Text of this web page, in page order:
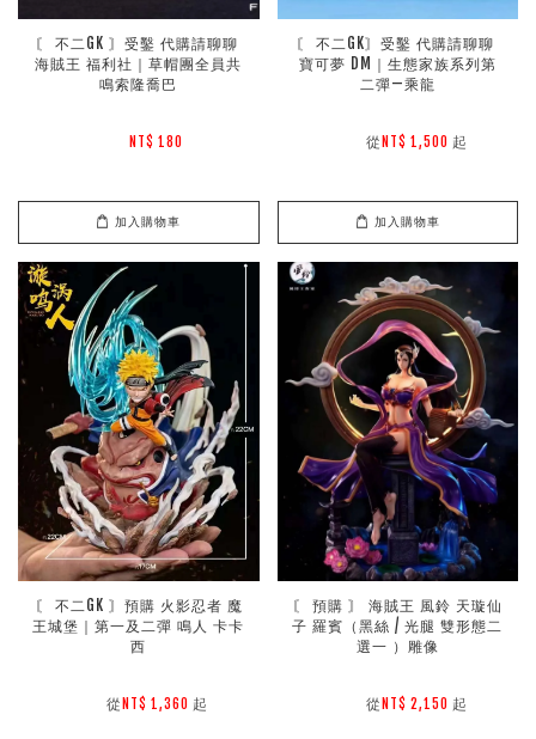
〘 不二GK 〙受鑿 代購請聊聊
海賊王 福利社｜草帽團全員共
鳴索隆喬巴
NT$ 180
加入購物車
〘 不二GK〙受鑿 代購請聊聊
寶可夢 DM｜生態家族系列第
二彈—乘龍
        從
NT$ 1,500 起
加入購物車
〘 不二GK 〙預購 火影忍者 魔
王城堡｜第一及二彈 鳴人 卡卡
西
        從
NT$ 1,360 起
〘 預購 〙 海賊王 風鈴 天璇仙
子 羅賓（黑絲 / 光腿 雙形態二
選一 ）雕像
        從
NT$ 2,150 起